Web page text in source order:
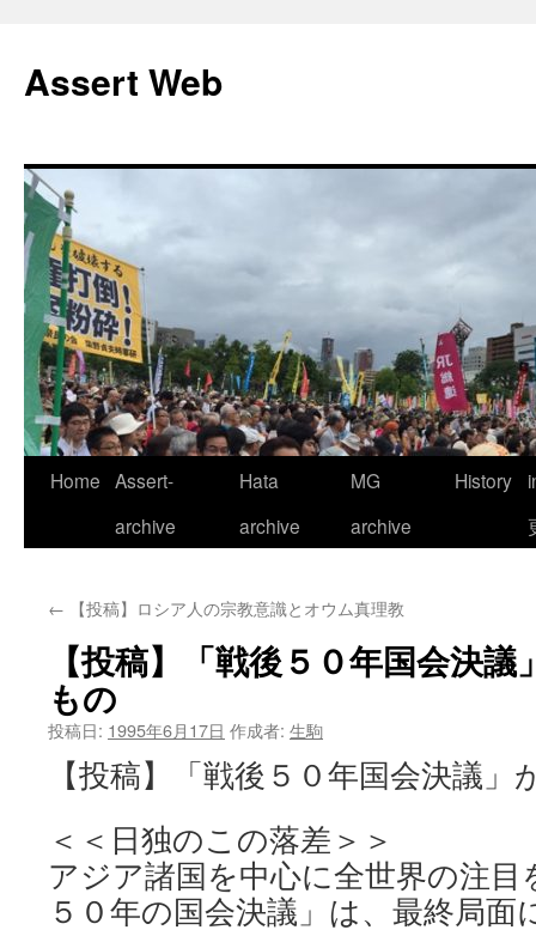
テ
ン
ス
キ
ッ
プ
Assert Web
Home Assert-
archive
Hata
archive
MG
archive
History
← 【投稿】ロシア人の宗教意識とオウム真理教
【投稿】「戦後５０年国会決
もの
投稿日: 1995年6月17日 作成者: 生駒
【投稿】「戦後５０年国会決議
＜＜日独のこの落差＞＞
アジア諸国を中心に全世界の注
５０年の国会決議」は、最終局面